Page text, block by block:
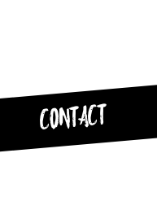
CONTACT